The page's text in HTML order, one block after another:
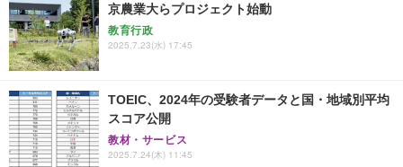
京農業大らプロジェクト始動
教育行政
2025.7.23(水) 17:45
TOEIC、2024年の受験者データと国・地域別平均
スコア公開
教材・サービス
2025.7.24(木) 11:45